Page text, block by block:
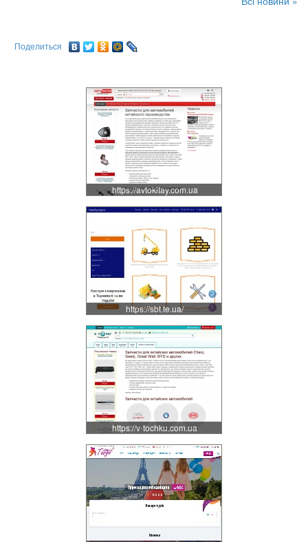
Поделиться
https://avtokitay.com.ua
https://sbt.te.ua/
https://v-tochku.com.ua